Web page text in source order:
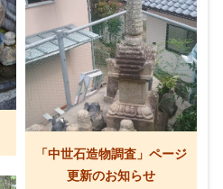
「中世石造物調査」ページ
更新のお知らせ